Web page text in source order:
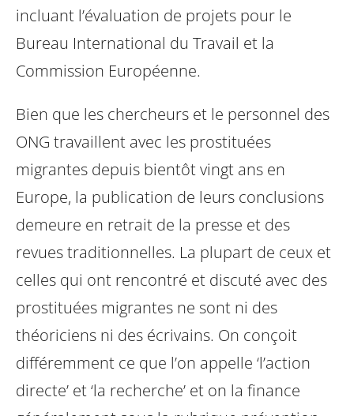
incluant l’évaluation de projets pour le
Bureau International du Travail et la
Commission Européenne.
Bien que les chercheurs et le personnel des
ONG travaillent avec les prostituées
migrantes depuis bientôt vingt ans en
Europe, la publication de leurs conclusions
demeure en retrait de la presse et des
revues traditionnelles. La plupart de ceux et
celles qui ont rencontré et discuté avec des
prostituées migrantes ne sont ni des
théoriciens ni des écrivains. On conçoit
différemment ce que l’on appelle ‘l’action
directe’ et ‘la recherche’ et on la finance